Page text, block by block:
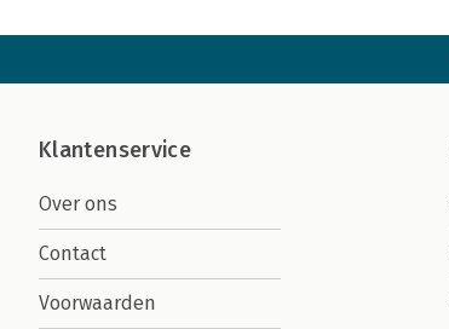
Klantenservice
Over ons
Contact
Voorwaarden